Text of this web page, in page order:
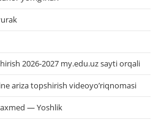
2026-2027 my.edu.uz sayti orqali
ariza topshirish videoyo’riqnomasi
— Yoshlik